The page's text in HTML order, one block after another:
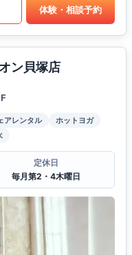
体験・相談予約
ン貝塚店
アレンタル
ホットヨガ
定休日
毎月第2・4木曜日